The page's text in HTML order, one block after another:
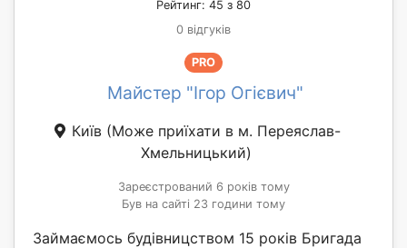
Рейтинг: 45 з 80
0 відгуків
PRO
Майстер "Ігор Огієвич"
Київ (Може приїхати в м. Переяслав-
Хмельницький)
Зареєстрований 6 років тому
Був на сайті 23 години тому
Займаємось будівницством 15 років Бригада